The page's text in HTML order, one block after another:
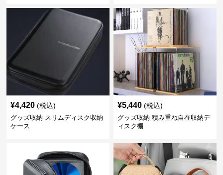
¥4,420 (税込)
グッズ収納 スリムディスク収納
ケース
¥5,440 (税込)
グッズ収納 積み重ね自在収納デ
ィスク棚